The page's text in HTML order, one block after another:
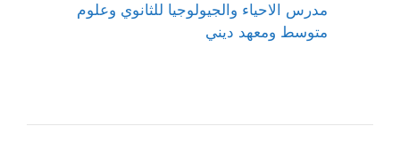
مدرس الاحياء والجيولوجيا للثانوي وعلوم
متوسط ومعهد ديني